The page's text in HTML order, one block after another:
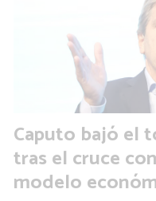
Caputo bajó el
tras el cruce
modelo